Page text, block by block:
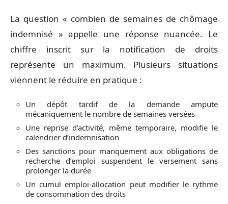
La question « combien de semaines de chômage
indemnisé » appelle une réponse nuancée. Le
chiffre inscrit sur la notification de droits
représente un maximum. Plusieurs situations
viennent le réduire en pratique :
Un dépôt tardif de la demande ampute
mécaniquement le nombre de semaines versées
Une reprise d’activité, même temporaire, modifie le
calendrier d’indemnisation
Des sanctions pour manquement aux obligations de
recherche d’emploi suspendent le versement sans
prolonger la durée
Un cumul emploi-allocation peut modifier le rythme
de consommation des droits